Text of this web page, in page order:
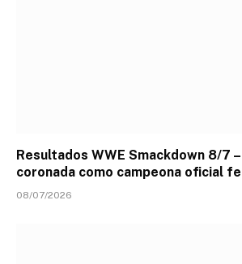
Resultados WWE Smackdown 8/7
coronada como campeona oficial
08/07/2026